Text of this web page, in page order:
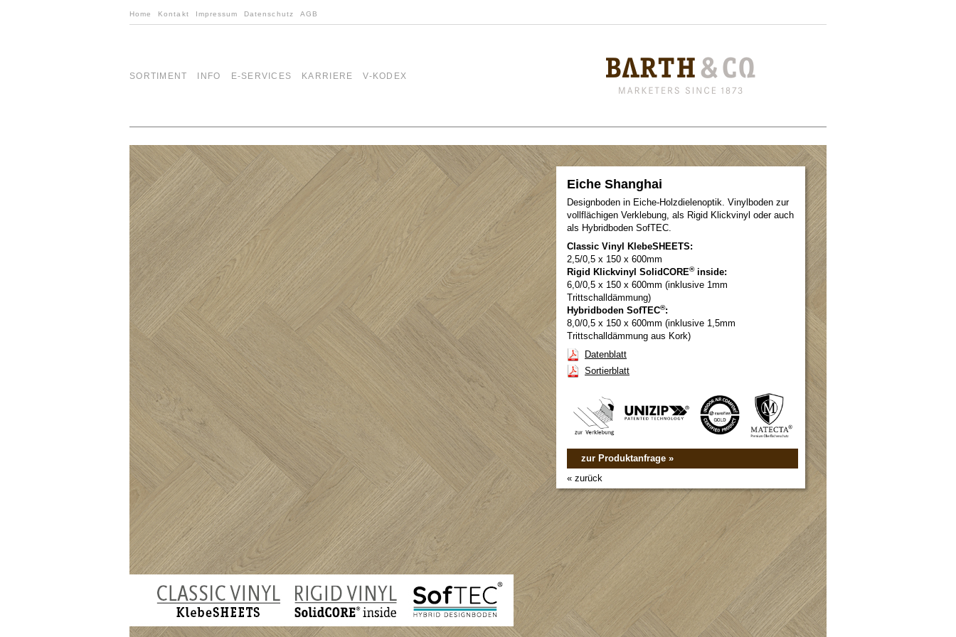
Home Kontakt Impressum Datenschutz AGB
SORTIMENT INFO E-SERVICES KARRIERE V-KODEX
Eiche Shanghai
Designboden in Eiche-Holzdielenoptik. Vinylboden zur
vollflächigen Verklebung, als Rigid Klickvinyl oder auch
als Hybridboden SofTEC.
Classic Vinyl KlebeSHEETS:
2,5/0,5 x 150 x 600mm
Rigid Klickvinyl SolidCORE®inside:
6,0/0,5 x 150 x 600mm (inklusive 1mm
Trittschalldämmung)
Hybridboden SofTEC®:
8,0/0,5 x 150 x 600mm (inklusive 1,5mm
Trittschalldämmung aus Kork)
Datenblatt
Sortierblatt
zur Produktanfrage »
« zurück